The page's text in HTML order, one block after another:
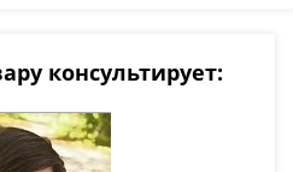
консультирует: